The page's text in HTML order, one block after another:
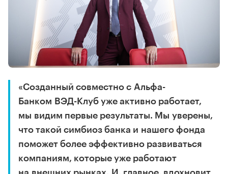
«Созданный совместно с Альфа-
Банком ВЭД-Клуб уже активно работает,
мы видим первые результаты. Мы уверены,
что такой симбиоз банка и нашего фонда
поможет более эффективно развиваться
компаниям, которые уже работают